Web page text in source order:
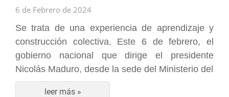
6 de Febrero de 2024
Se trata de una experiencia de aprendizaje y
construcción colectiva. Este 6 de febrero, el
gobierno nacional que dirige el presidente
Nicolás Maduro, desde la sede del Ministerio del
leer más »